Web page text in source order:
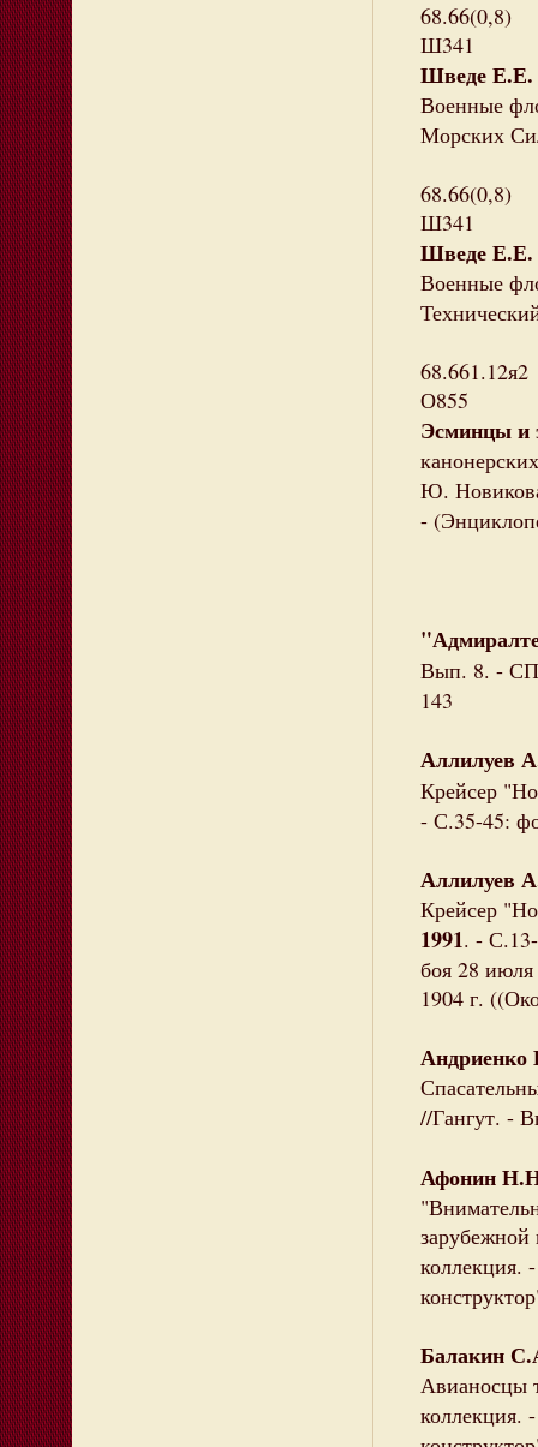
68.66(0,8)
Ш341
Шведе Е.Е.
Военные
Морских
68.66(0,8)
Ш341
Шведе Е.Е.
Военные
68.661.12я2
О855
Эсминцы и
Ю.
-
Вып. 8. -
143
Аллилуев
Крейсер
- С.35-45:
Аллилуев
Крейсер
1991. -
боя 28 июля
1904 г.
Андриенко
//Гангут. -
Афонин
коллекция.
Балакин
Авианосцы
коллекция.